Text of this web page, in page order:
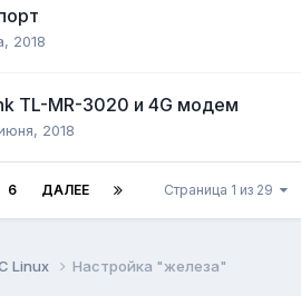
2018
TL-MR-3020 и 4G модем
2018
6 ДАЛЕЕ Страница 1 из 29
Linux Настройка "железа"